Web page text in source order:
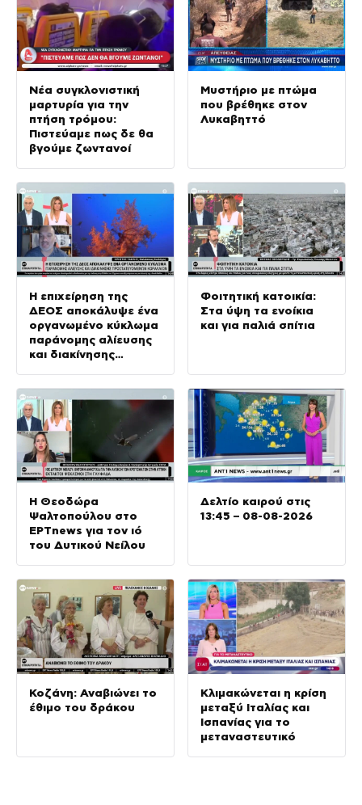
Νέα συγκλονιστική
μαρτυρία για την
πτήση τρόμου:
Πιστεύαμε πως δε θα
βγούμε ζωντανοί
Μυστήριο με πτώμα
που βρέθηκε στον
Λυκαβηττό
Η επιχείρηση της
ΔΕΟΣ αποκάλυψε ένα
οργανωμένο κύκλωμα
παράνομης αλίευσης
και διακίνησης
Φοιτητική κατοικία:
Στα ύψη τα ενοίκια
και για παλιά σπίτια
Η Θεοδώρα
Ψαλτοπούλου στο
ΕΡΤnews για τον ιό
του Δυτικού Νείλου
Δελτίο καιρού στις
13:45 – 08-08-2026
Κοζάνη: Αναβιώνει το
έθιμο του δράκου
Κλιμακώνεται η κρίση
μεταξύ Ιταλίας και
Ισπανίας για το
μεταναστευτικό